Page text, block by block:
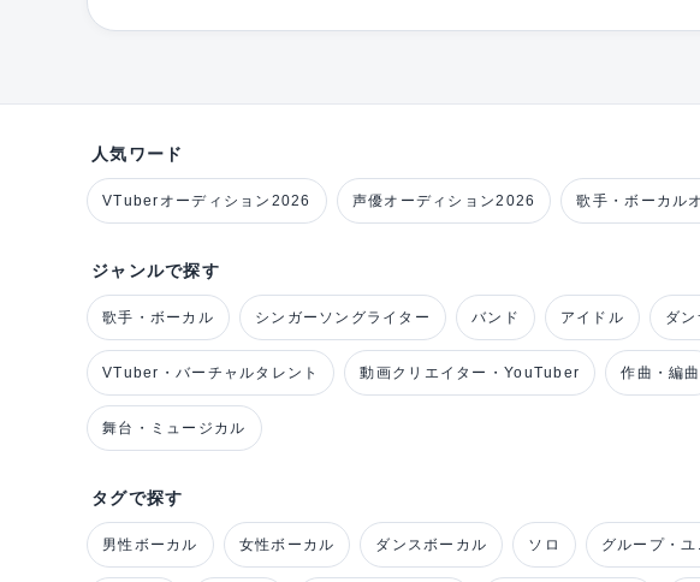
人気ワード
VTuberオーディション2026 声優オーディション2026 歌手・ボーカル
ジャンルで探す
歌手・ボーカル シンガーソングライター バンド アイドル ダン
VTuber・バーチャルタレント 動画クリエイター・YouTuber 作曲・編曲
舞台・ミュージカル
タグで探す
男性ボーカル 女性ボーカル ダンスボーカル ソロ グループ・ユ